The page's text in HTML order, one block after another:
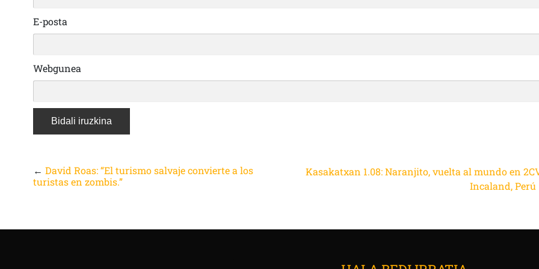
E-posta
Webgunea
←David Roas: “El turismo salvaje convierte a los
turistas en zombis.”
Kasakatxan 1.08: Naranjito, vuelta al mundo en
Incaland, Perú